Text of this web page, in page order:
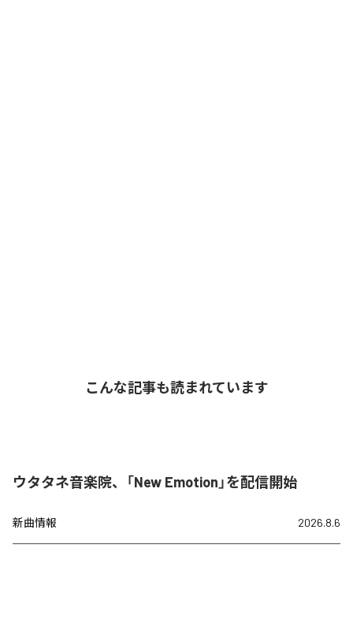
こんな記事も読まれています
ウタタネ音楽院、「New Emotion」を配信開始
新曲情報 2026.8.6